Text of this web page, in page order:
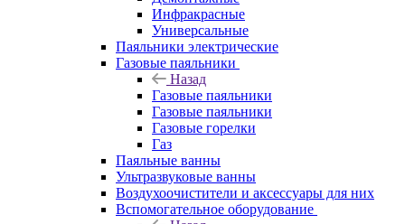
Инфракрасные
Универсальные
Паяльники электрические
Газовые паяльники
Назад
Газовые паяльники
Газовые паяльники
Газовые горелки
Газ
Паяльные ванны
Ультразвуковые ванны
Воздухоочистители и аксессуары для них
Вспомогательное оборудование